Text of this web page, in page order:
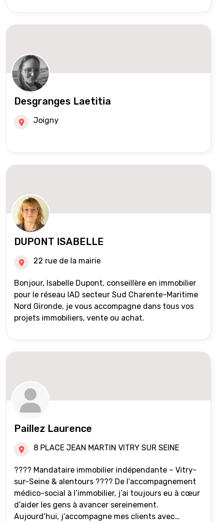
international) Validation du financement des
acquéreurs auprès de partenaires financiers
réseau Iad France et Iad Deutschland Inter agence
Desgranges Laetitia
Joigny
DUPONT ISABELLE
22 rue de la mairie
Bonjour, Isabelle Dupont, conseillère en immobilier
pour le réseau IAD secteur Sud Charente-Maritime
Nord Gironde, je vous accompagne dans tous vos
projets immobiliers, vente ou achat.
Paillez Laurence
8 PLACE JEAN MARTIN VITRY SUR SEINE
???? Mandataire immobilier indépendante – Vitry-
sur-Seine & alentours ???? De l’accompagnement
médico-social à l’immobilier, j’ai toujours eu à cœur
d’aider les gens à avancer sereinement.
Aujourd’hui, j’accompagne mes clients avec